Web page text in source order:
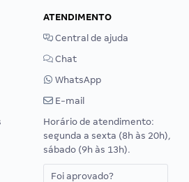
ATENDIMENTO
Central de ajuda
Chat
WhatsApp
E-mail
Horário de atendimento:
segunda a sexta (8h às 20h),
sábado (9h às 13h).
Foi aprovado?